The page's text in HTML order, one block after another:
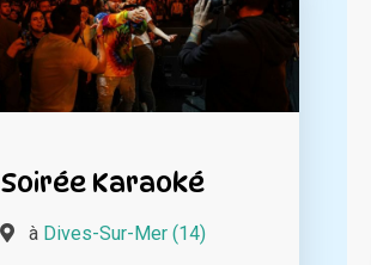
Soirée Karaoké
à Dives-Sur-Mer (14)